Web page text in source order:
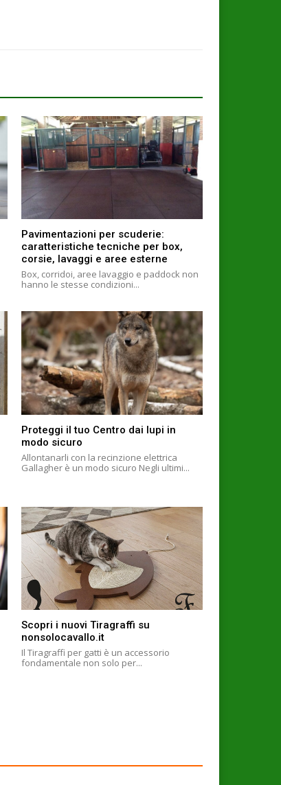
Pavimentazioni per scuderie:
caratteristiche tecniche per box,
corsie, lavaggi e aree esterne
Box, corridoi, aree lavaggio e paddock non
hanno le stesse condizioni...
Proteggi il tuo Centro dai lupi in
modo sicuro
Allontanarli con la recinzione elettrica
Gallagher è un modo sicuro Negli ultimi...
Scopri i nuovi Tiragraffi su
nonsolocavallo.it
Il Tiragraffi per gatti è un accessorio
fondamentale non solo per...